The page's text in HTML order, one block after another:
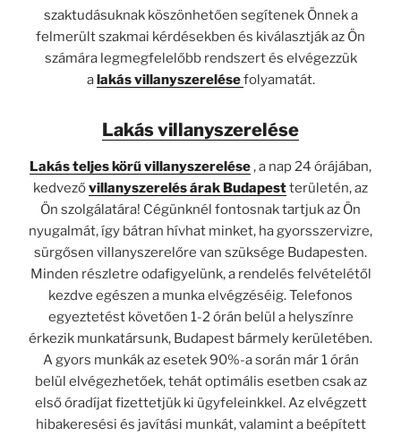
szaktudásuknak köszönhetően segítenek Önnek a
felmerült szakmai kérdésekben és kiválasztják az Ön
számára legmegfelelőbb rendszert és elvégezzük
alakás villanyszerelésefolyamatát.
Lakás villanyszerelése
Lakás teljes körű villanyszerelése , a nap 24 órájában,
kedvezővillanyszerelés árak Budapestterületén, az
Ön szolgálatára! Cégünknél fontosnak tartjuk az Ön
nyugalmát, így bátran hívhat minket, ha gyorsszervizre,
sürgősen villanyszerelőre van szüksége Budapesten.
Minden részletre odafigyelünk, a rendelés felvételétől
kezdve egészen a munka elvégzéséig. Telefonos
egyeztetést követően 1-2 órán belül a helyszínre
érkezik munkatársunk, Budapest bármely kerületében.
A gyors munkák az esetek 90%-a során már 1 órán
belül elvégezhetőek, tehát optimális esetben csak az
első óradíjat fizettetjük ki ügyfeleinkkel. Az elvégzett
hibakeresési és javítási munkát, valamint a beépített